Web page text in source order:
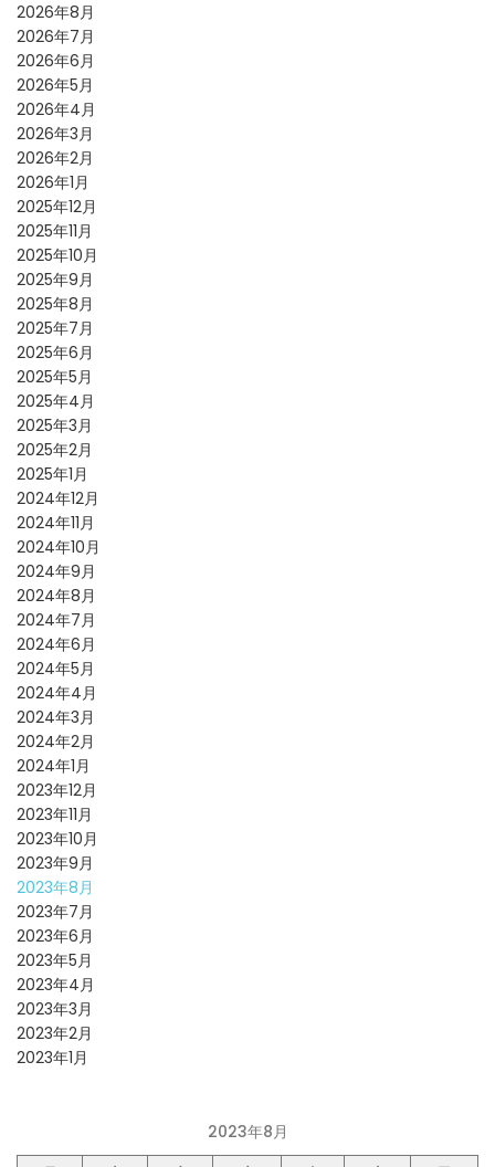
2026年8月
2026年7月
2026年6月
2026年5月
2026年4月
2026年3月
2026年2月
2026年1月
2025年12月
2025年11月
2025年10月
2025年9月
2025年8月
2025年7月
2025年6月
2025年5月
2025年4月
2025年3月
2025年2月
2025年1月
2024年12月
2024年11月
2024年10月
2024年9月
2024年8月
2024年7月
2024年6月
2024年5月
2024年4月
2024年3月
2024年2月
2024年1月
2023年12月
2023年11月
2023年10月
2023年9月
2023年8月
2023年7月
2023年6月
2023年5月
2023年4月
2023年3月
2023年2月
2023年1月
2023年8月